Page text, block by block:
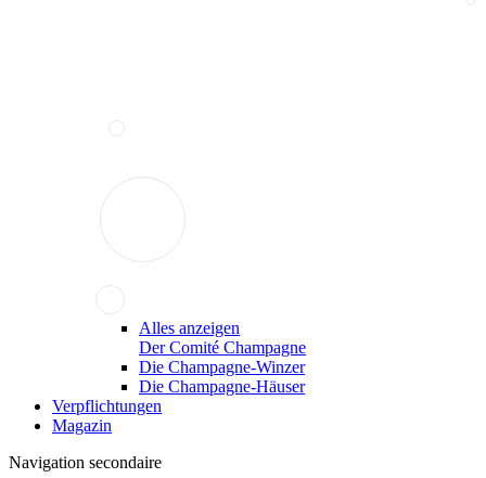
Alles anzeigen
Der Comité Champagne
Die Champagne-Winzer
Die Champagne-Häuser
Verpflichtungen
Magazin
Navigation secondaire